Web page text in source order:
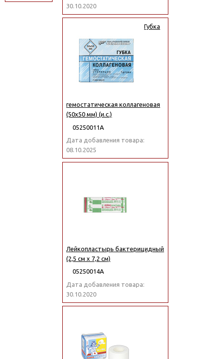
30.10.2020
Губка
гемостатическая коллагеновая
(50x50 мм) (и.с.)
05250011А
Дата добавления товара:
08.10.2025
Лейкопластырь бактерицидный
(2,5 см x 7,2 см)
05250014А
Дата добавления товара:
30.10.2020